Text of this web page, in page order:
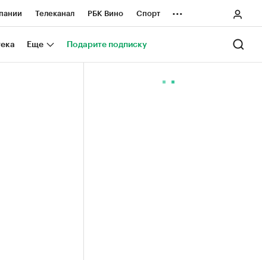
Телеканал РБК Вино Спорт
проекты Город
...
Еще Подарите подписку